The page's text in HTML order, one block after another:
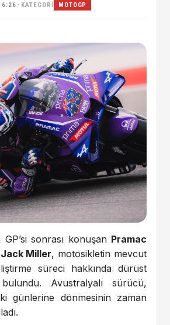
• KATEGORI MOTOGP
sonrası konuşan Pramac
Jack Miller, motosikletin mevcut
süreci hakkında dürüst
bulundu. Avustralyalı sürücü,
günlerine dönmesinin zaman